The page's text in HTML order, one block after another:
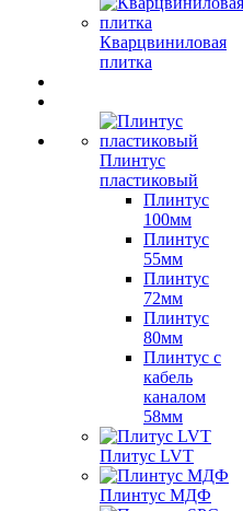
Кварцвиниловая
плитка
Плинтус
пластиковый
Плинтус
100мм
Плинтус
55мм
Плинтус
72мм
Плинтус
80мм
Плинтус с
кабель
каналом
58мм
Плитус LVT
Плинтус МДФ